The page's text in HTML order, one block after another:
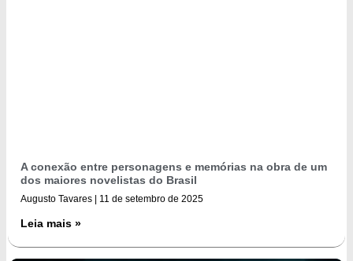
A conexão entre personagens e memórias na obra de um
dos maiores novelistas do Brasil
Augusto Tavares 11 de setembro de 2025
Leia mais »